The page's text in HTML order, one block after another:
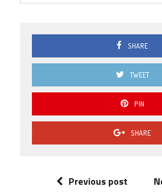
SHARE
TWEET
PIN
SHARE
Previous post